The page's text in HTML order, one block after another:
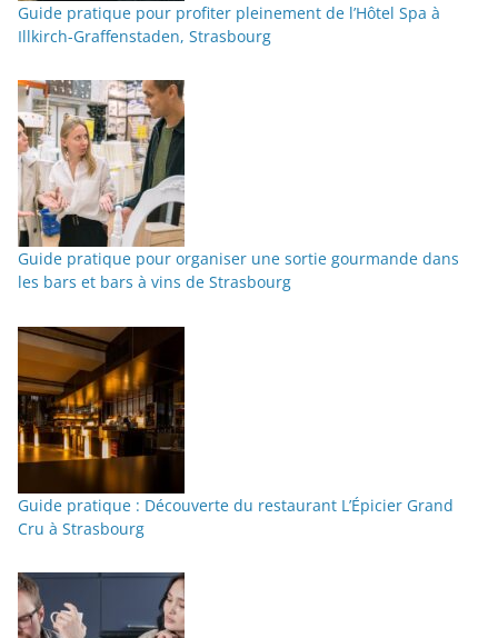
Guide pratique pour profiter pleinement de l’Hôtel Spa à
Illkirch-Graffenstaden, Strasbourg
Guide pratique pour organiser une sortie gourmande dans
les bars et bars à vins de Strasbourg
Guide pratique : Découverte du restaurant L’Épicier Grand
Cru à Strasbourg